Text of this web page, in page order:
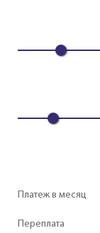
Платеж в месяц
Переплата